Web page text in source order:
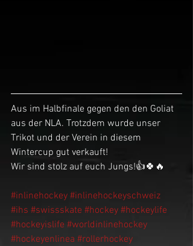
Aus im Halbfinale gegen den den Goliat
aus der NLA. Trotzdem wurde unser
Trikot und der Verein in diesem
Wintercup gut verkauft!
Wir sind stolz auf euch Jungs!👍🍀🔥
#inlinehockey #inlinehockeyschweiz
#ihs #swissskate #hockey #hockeylife
#hockeyislife #worldinlinehockey
#hockeyenlinea #rollerhockey